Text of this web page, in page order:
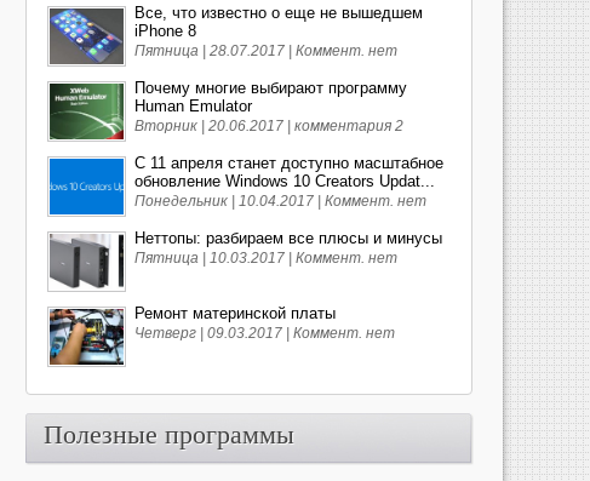
Все, что известно о еще не вышедшем
iPhone 8
Пятница | 28.07.2017 | Коммент. нет
Почему многие выбирают программу
Human Emulator
Вторник | 20.06.2017 | комментария 2
С 11 апреля станет доступно масштабное
обновление Windows 10 Creators Updat...
Понедельник | 10.04.2017 | Коммент. нет
Неттопы: разбираем все плюсы и минусы
Пятница | 10.03.2017 | Коммент. нет
Ремонт материнской платы
Четверг | 09.03.2017 | Коммент. нет
Полезные программы